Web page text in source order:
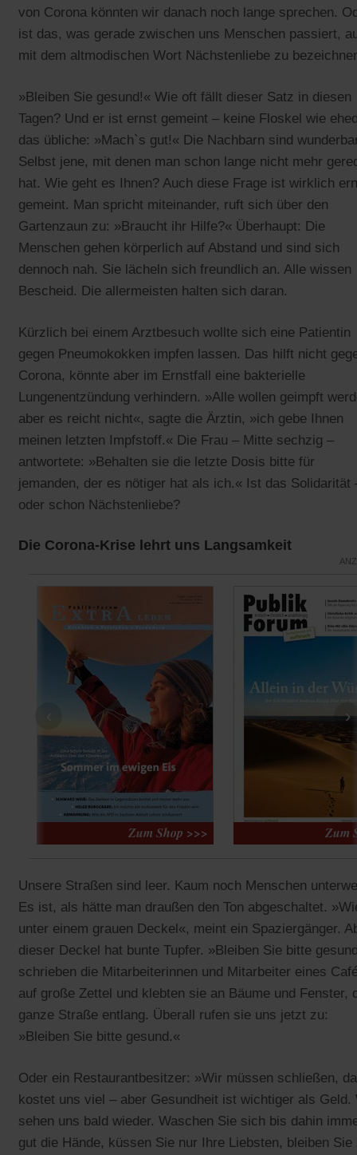
von Corona könnten wir danach noch lange sprechen.
ist das, was gerade zwischen uns Menschen passiert,
mit dem altmodischen Wort Nächstenliebe zu
»Bleiben Sie gesund!« Wie oft fällt dieser Satz in diesen
Tagen? Und er ist ernst gemeint – keine Floskel wie
das übliche: »Mach`s gut!« Die Nachbarn sind
Selbst jene, mit denen man schon lange nicht mehr
hat. Wie geht es Ihnen? Auch diese Frage ist wirklich
gemeint. Man spricht miteinander, ruft sich über den
Gartenzaun zu: »Braucht ihr Hilfe?« Überhaupt: Die
Menschen gehen körperlich auf Abstand und sind sich
dennoch nah. Sie lächeln sich freundlich an. Alle wissen
Bescheid. Die allermeisten halten sich daran.
Kürzlich bei einem Arztbesuch wollte sich eine Patientin
gegen Pneumokokken impfen lassen. Das hilft nicht
Corona, könnte aber im Ernstfall eine bakterielle
Lungenentzündung verhindern. »Alle wollen geimpft
aber es reicht nicht«, sagte die Ärztin, »ich gebe Ihnen
meinen letzten Impfstoff.« Die Frau – Mitte sechzig –
antwortete: »Behalten sie die letzte Dosis bitte für
jemanden, der es nötiger hat als ich.« Ist das Solidarität
oder schon Nächstenliebe?
Die Corona-Krise lehrt uns Langsamkeit
‹ ›
Unsere Straßen sind leer. Kaum noch Menschen
Es ist, als hätte man draußen den Ton abgeschaltet.
unter einem grauen Deckel«, meint ein Spaziergänger.
dieser Deckel hat bunte Tupfer. »Bleiben Sie bitte
schrieben die Mitarbeiterinnen und Mitarbeiter eines
auf große Zettel und klebten sie an Bäume und Fenster,
ganze Straße entlang. Überall rufen sie uns jetzt zu:
»Bleiben Sie bitte gesund.«
Oder ein Restaurantbesitzer: »Wir müssen schließen,
kostet uns viel – aber Gesundheit ist wichtiger als Geld.
sehen uns bald wieder. Waschen Sie sich bis dahin
gut die Hände, küssen Sie nur Ihre Liebsten, bleiben Sie